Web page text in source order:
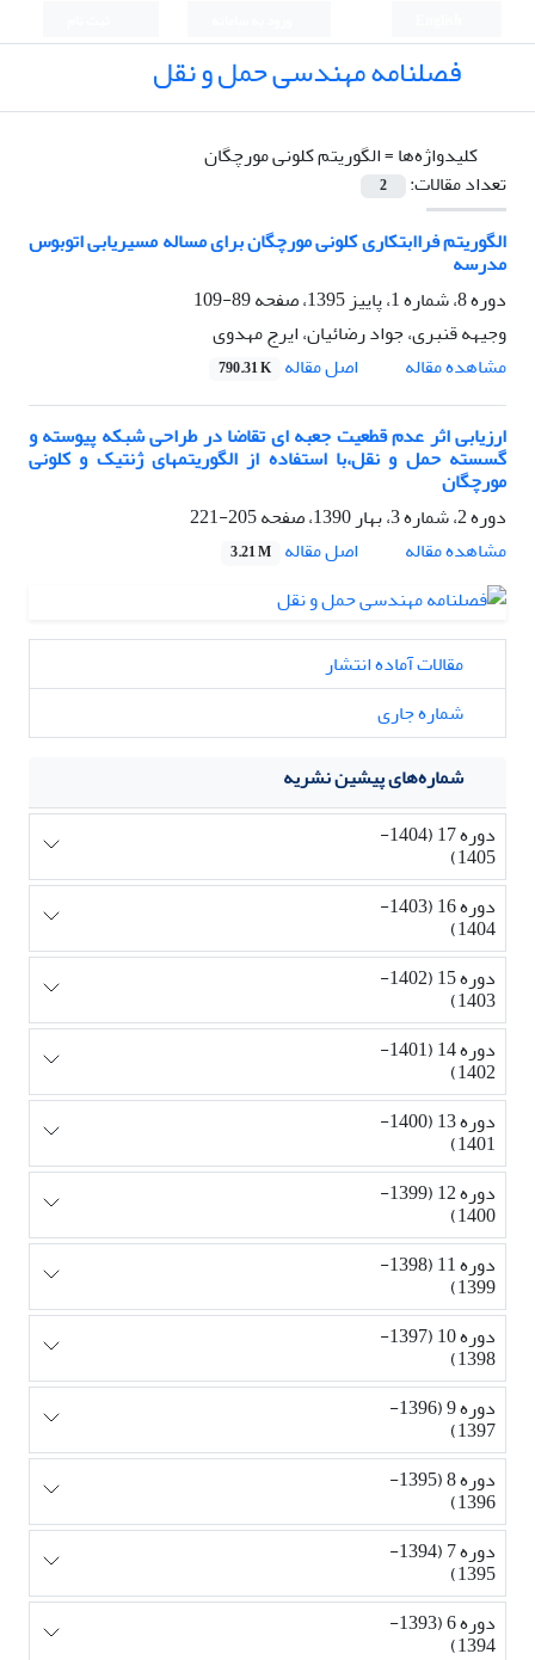
فصلنامه مهندسی حمل و نقل
کلیدواژه‌ها =الگوریتم کلونی مورچگان
تعداد مقالات:
2
الگوریتم فراابتکاری کلونی مورچگان برای مساله مسیریابی اتوبوس
مدرسه
دوره 8، شماره 1، پاییز 1395، صفحه
89-109
وجیهه قنبری، جواد رضائیان، ایرج مهدوی
مشاهده مقاله
اصل مقاله 790.31 K
ارزیابی اثر عدم قطعیت جعبه ای تقاضا در طراحی شبکه پیوسته و
گسسته حمل و نقل،با استفاده از الگوریتمهای ژنتیک و کلونی
مورچگان
دوره 2، شماره 3، بهار 1390، صفحه
205-221
مشاهده مقاله
اصل مقاله 3.21 M
مقالات آماده انتشار
شماره جاری
شماره‌های پیشین نشریه
دوره 17 (1404-
1405)
دوره 16 (1403-
1404)
دوره 15 (1402-
1403)
دوره 14 (1401-
1402)
دوره 13 (1400-
1401)
دوره 12 (1399-
1400)
دوره 11 (1398-
1399)
دوره 10 (1397-
1398)
دوره 9 (1396-
1397)
دوره 8 (1395-
1396)
دوره 7 (1394-
1395)
دوره 6 (1393-
1394)